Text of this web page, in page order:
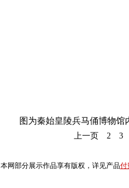
图为秦始皇陵兵马俑博物馆
上一页 2 3
本网部分展示作品享有版权，详见产品付